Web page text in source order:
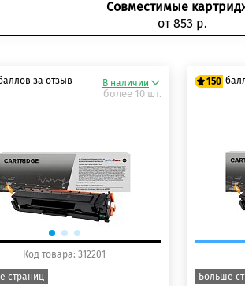
Совместимые
от 853 р.
за отзыв В наличии
более 10 шт.
Код товара: 312201
страниц
150
Больше